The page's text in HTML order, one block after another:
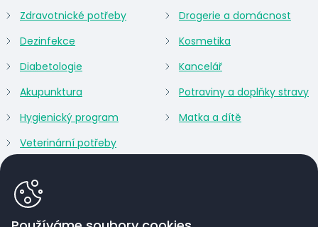
Zdravotnické potřeby
Dezinfekce
Diabetologie
Akupunktura
Hygienický program
Veterinární potřeby
Drogerie a domácnost
Kosmetika
Kancelář
Potraviny a doplňky stravy
Matka a dítě